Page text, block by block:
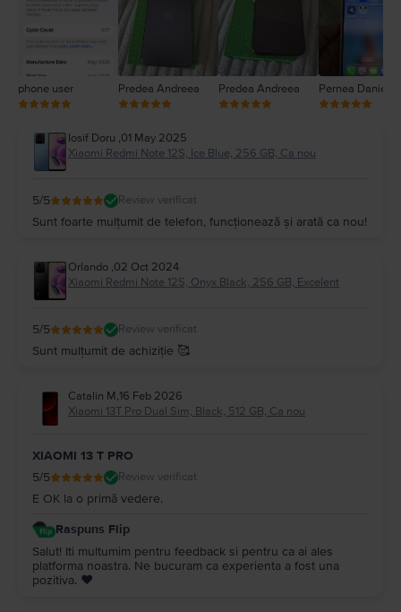
phone user Predea Andreea Predea Andreea Pernea Daniel
Iosif Doru ,01 May 2025
Xiaomi Redmi Note 12S, Ice Blue, 256 GB, Ca nou
5/5 Review verificat
Sunt foarte mulțumit de telefon, funcționează și arată ca nou!
Orlando ,02 Oct 2024
Xiaomi Redmi Note 12S, Onyx Black, 256 GB, Excelent
5/5 Review verificat
Sunt mulțumit de achiziție 🥰
Catalin M,16 Feb 2026
Xiaomi 13T Pro Dual Sim, Black, 512 GB, Ca nou
XIAOMI 13 T PRO
5/5 Review verificat
E OK la o primă vedere.
Raspuns Flip
Salut! Iti multumim pentru feedback si pentru ca ai ales
platforma noastra. Ne bucuram ca experienta a fost una
pozitiva. ❤️